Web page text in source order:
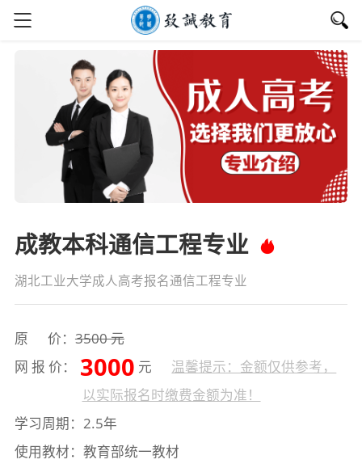
成教本科通信工程专业
湖北工业大学成人高考报名通信工程专业
原 价： 3500 元
网 报 价：
3000 元
温馨提示：金额仅供参考，
以实际报名时缴费金额为准！
学习周期：2.5年
使用教材：教育部统一教材